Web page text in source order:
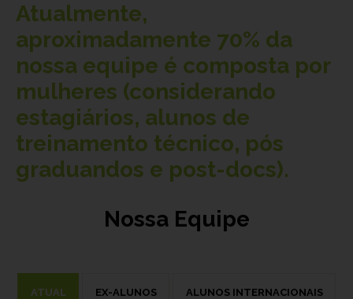
Atualmente,
aproximadamente 70% da
nossa equipe é composta por
mulheres (considerando
estagiários, alunos de
treinamento técnico, pós
graduandos e post-docs).
Nossa Equipe
ATUAL EX-ALUNOS ALUNOS INTERNACIONAIS